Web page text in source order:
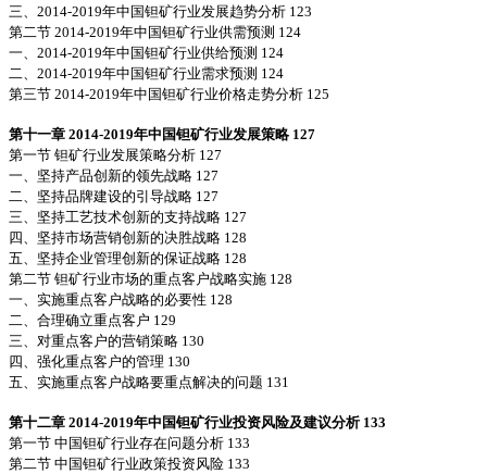
三、2014-2019年中国钽矿行业发展趋势分析 123
第二节 2014-2019年中国钽矿行业供需预测 124
一、2014-2019年中国钽矿行业供给预测 124
二、2014-2019年中国钽矿行业需求预测 124
第三节 2014-2019年中国钽矿行业价格走势分析 125
第十一章 2014-2019年中国钽矿行业发展策略 127
第一节 钽矿行业发展策略分析 127
一、坚持产品创新的领先战略 127
二、坚持品牌建设的引导战略 127
三、坚持工艺技术创新的支持战略 127
四、坚持市场营销创新的决胜战略 128
五、坚持企业管理创新的保证战略 128
第二节 钽矿行业市场的重点客户战略实施 128
一、实施重点客户战略的必要性 128
二、合理确立重点客户 129
三、对重点客户的营销策略 130
四、强化重点客户的管理 130
五、实施重点客户战略要重点解决的问题 131
第十二章 2014-2019年中国钽矿行业投资风险及建议分析 133
第一节 中国钽矿行业存在问题分析 133
第二节 中国钽矿行业政策投资风险 133